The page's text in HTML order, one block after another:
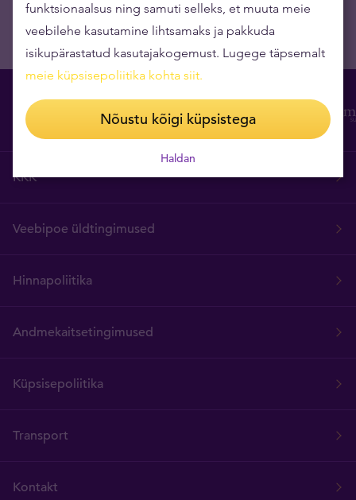
KKK
Veebipoe üldtingimused
Hinnapoliitika
Andmekaitsetingimused
Küpsisepoliitika
Transport
Kontakt
funktsionaalsus ning samuti selleks, et muuta meie
veebilehe kasutamine lihtsamaks ja pakkuda
isikupärastatud kasutajakogemust. Lugege täpsemalt
meie küpsisepoliitika kohta siit.
Nõustu kõigi küpsistega
Haldan